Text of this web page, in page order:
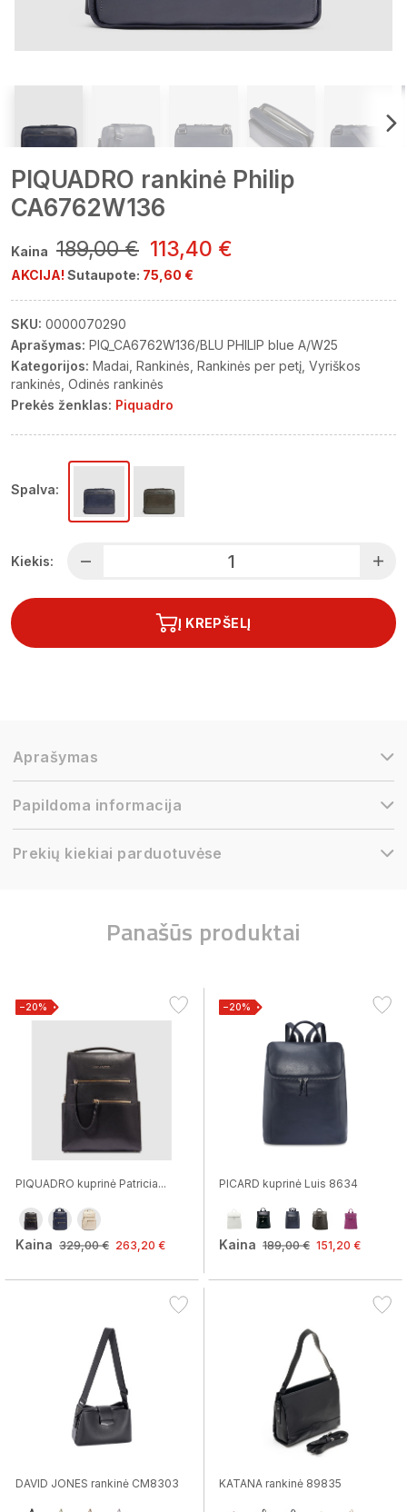
PIQUADRO rankinė Philip
CA6762W136
Kaina 189,00 € 113,40 €
AKCIJA! Sutaupote: 75,60 €
SKU: 0000070290
Aprašymas: PIQ_CA6762W136/BLU PHILIP blue A/W25
Kategorijos: Madai Rankinės Rankinės per petį Vyriškos
rankinės Odinės rankinės
Prekės ženklas: Piquadro
Spalva:
Kiekis:
Į KREPŠELĮ
Aprašymas
Papildoma informacija
Prekių kiekiai parduotuvėse
Panašūs produktai
−20%
PIQUADRO kuprinė Patricia...
Kaina 329,00 € 263,20 €
−20%
PICARD kuprinė Luis 8634
Kaina 189,00 € 151,20 €
DAVID JONES rankinė CM8303 KATANA rankinė 89835